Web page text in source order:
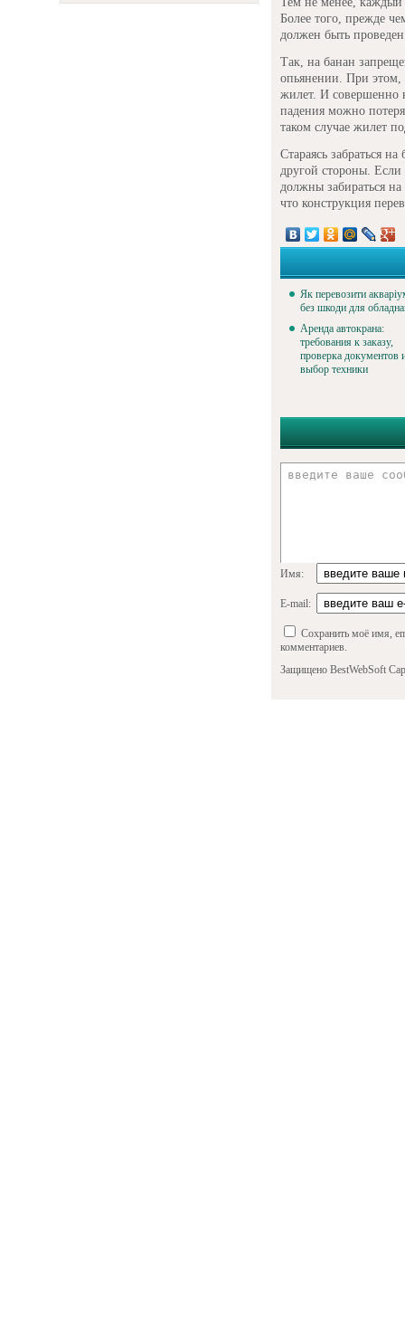
Более того, прежде
должен быть
Так, на банан
опьянении. При этом,
жилет. И совершенно
падения можно
таком случае жилет
Стараясь забраться
другой стороны.
должны забираться
что конструкция
Як перевозити
без шкоди для
Аренда автокрана:
требования к заказу,
проверка документов
выбор техники
Имя:
E-mail:
Сохранить моё имя,
комментариев.
Защищено BestWebSoft